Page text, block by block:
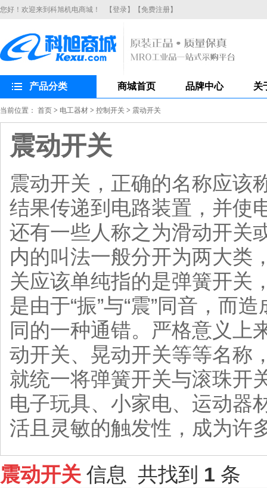
您好！欢迎来到科旭机电商城！ 【登录】 【免费注册】
产品分类 商城首页 品牌中心 关
当前位置： 首页 > 电工器材 > 控制开关 > 震动开关
震动开关
震动开关，正确的名称应该
结果传递到电路装置，并使
还有一些人称之为滑动开关
内的叫法一般分开为两大类
关应该单纯指的是弹簧开关
是由于“振”与“震”同音，而
同的一种通错。严格意义上
动开关、晃动开关等等名称
就统一将弹簧开关与滚珠开
电子玩具、小家电、运动器
活且灵敏的触发性，成为许
震动开关 信息 共找到 1 条